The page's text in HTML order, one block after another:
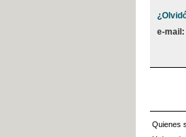
e-mail:
Quienes